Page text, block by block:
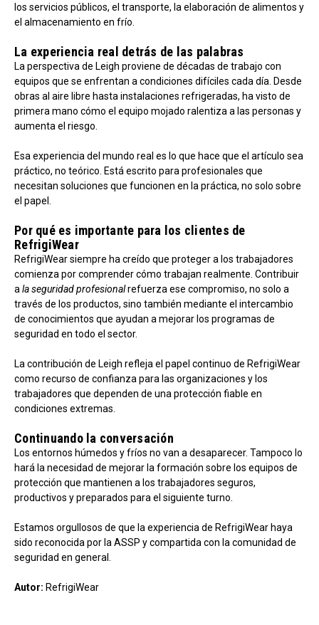
los servicios públicos, el transporte, la elaboración de alimentos y
el almacenamiento en frío.
La experiencia real detrás de las palabras
La perspectiva de Leigh proviene de décadas de trabajo con
equipos que se enfrentan a condiciones difíciles cada día. Desde
obras al aire libre hasta instalaciones refrigeradas, ha visto de
primera mano cómo el equipo mojado ralentiza a las personas y
aumenta el riesgo.
Esa experiencia del mundo real es lo que hace que el artículo sea
práctico, no teórico. Está escrito para profesionales que
necesitan soluciones que funcionen en la práctica, no solo sobre
el papel.
Por qué es importante para los clientes de
RefrigiWear
RefrigiWear siempre ha creído que proteger a los trabajadores
comienza por comprender cómo trabajan realmente. Contribuir
a la seguridad profesionalrefuerza ese compromiso, no solo a
través de los productos, sino también mediante el intercambio
de conocimientos que ayudan a mejorar los programas de
seguridad en todo el sector.
La contribución de Leigh refleja el papel continuo de RefrigiWear
como recurso de confianza para las organizaciones y los
trabajadores que dependen de una protección fiable en
condiciones extremas.
Continuando la conversación
Los entornos húmedos y fríos no van a desaparecer. Tampoco lo
hará la necesidad de mejorar la formación sobre los equipos de
protección que mantienen a los trabajadores seguros,
productivos y preparados para el siguiente turno.
Estamos orgullosos de que la experiencia de RefrigiWear haya
sido reconocida por la ASSP y compartida con la comunidad de
seguridad en general.
Autor: RefrigiWear